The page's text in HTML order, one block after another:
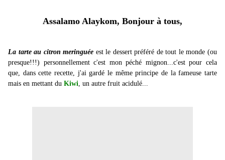
Assalamo Alaykom, Bonjour à tous,
La tarte au citron meringuée est le dessert préféré de tout le monde (ou
presque!!!) personnellement c'est mon péché mignon...c'est pour cela
que, dans cette recette, j'ai gardé le même principe de la fameuse tarte
mais en mettant du Kiwi, un autre fruit acidulé...